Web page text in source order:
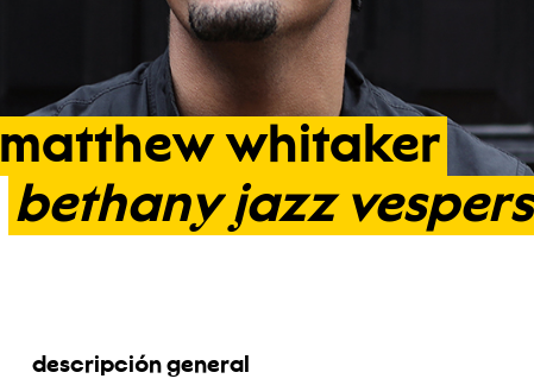
matthew whitaker
bethany jazz vespers
descripción general